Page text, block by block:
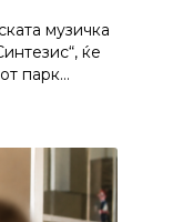
музичка
ќе
парк…